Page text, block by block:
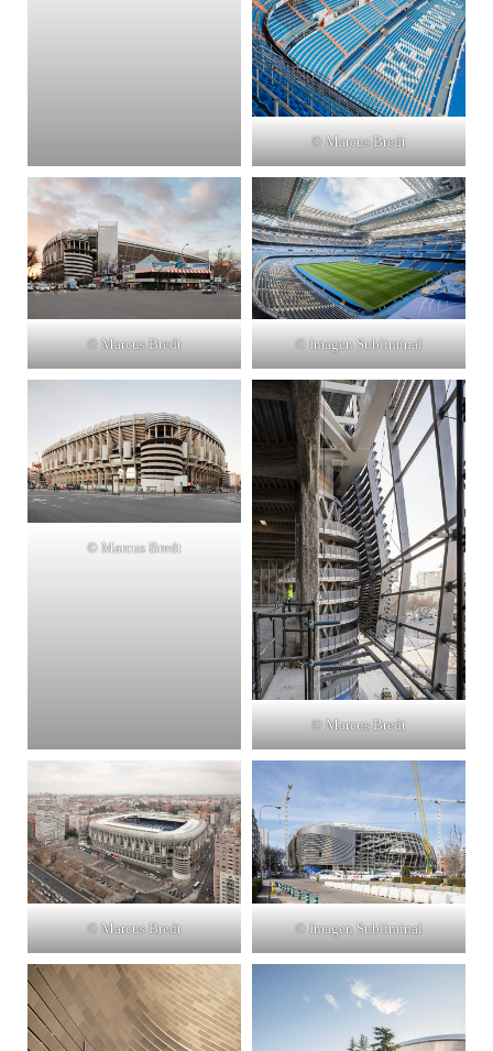
© Marcus Bredt
© Marcus Bredt © Imagen Subliminal
© Marcus Bredt
© Marcus Bredt
© Marcus Bredt © Imagen Subliminal